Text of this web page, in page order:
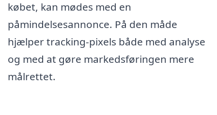
købet, kan mødes med en
påmindelsesannonce. På den måde
hjælper tracking-pixels både med analyse
og med at gøre markedsføringen mere
målrettet.